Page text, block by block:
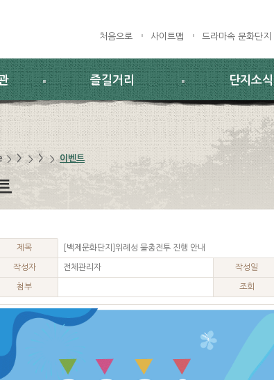
처음으로 사이트맵 드라마속 문화단지
즐길거리 단지소식
> > 이벤트
제목 [백제문화단지]위례성 물총전투 진행 안내
작성자 전체관리자 작성일
첨부 조회